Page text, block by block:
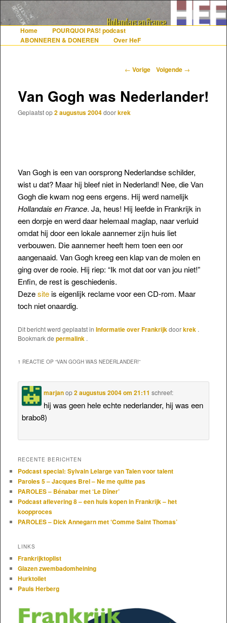
De gezelligste website voor Nederlanders die iets met Frankrijk hebben
HoofdmenuSpring naar de primaire inhoud
Spring naar de secundaire inhoud
Home
POURQUOI PAS! podcast
ABONNEREN & DONEREN
Over HeF
Berichtnavigatie
← Vorige Volgende →
Van Gogh was Nederlander!
Geplaatst op2 augustus 2004doorkrek
Van Gogh is een van oorsprong Nederlandse schilder,
wist u dat? Maar hij bleef niet in Nederland! Nee, die Van
Gogh die kwam nog eens ergens. Hij werd namelijk
Hollandais en France. Ja, heus! Hij leefde in Frankrijk in
een dorpje en werd daar helemaal maglap, naar verluid
omdat hij door een lokale aannemer zijn huis liet
verbouwen. Die aannemer heeft hem toen een oor
aangenaaid. Van Gogh kreeg een klap van de molen en
ging over de rooie. Hij riep: “Ik mot dat oor van jou niet!”
Enfin, de rest is geschiedenis.
Dezesiteis eigenlijk reclame voor een CD-rom. Maar
toch niet onaardig.
Dit bericht werd geplaatst in Informatie over Frankrijkdoorkrek .
Bookmark de permalink .
1 REACTIE OP “VAN GOGH WAS NEDERLANDER!”
marjanop2 augustus 2004 om 21:11 schreef:
hij was geen hele echte nederlander, hij was een
brabo8)
RECENTE BERICHTEN
Podcast special: Sylvain Lelarge van Talen voor talent
Paroles 5 – Jacques Brel – Ne me quitte pas
PAROLES – Bénabar met ‘Le Dîner’
Podcast aflevering 8 – een huis kopen in Frankrijk – het
koopproces
PAROLES – Dick Annegarn met ‘Comme Saint Thomas’
LINKS
Frankrijktoplist
Glazen zwembadomheining
Hurktoilet
Pauls Herberg